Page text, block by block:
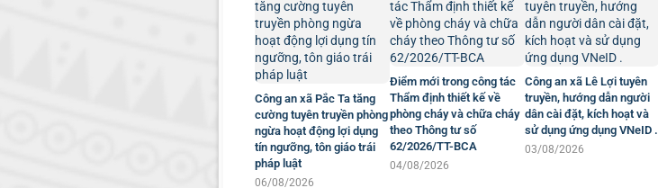
Công an xã Pắc Ta tăng
cường tuyên truyền phòng
ngừa hoạt động lợi dụng
tín ngưỡng, tôn giáo trái
pháp luật
06/08/2026
Điểm mới trong công tác
Thẩm định thiết kế về
phòng cháy và chữa cháy
theo Thông tư số
62/2026/TT-BCA
04/08/2026
Công an xã Lê Lợi tuyên
truyền, hướng dẫn người
dân cài đặt, kích hoạt và
sử dụng ứng dụng VNeID .
03/08/2026